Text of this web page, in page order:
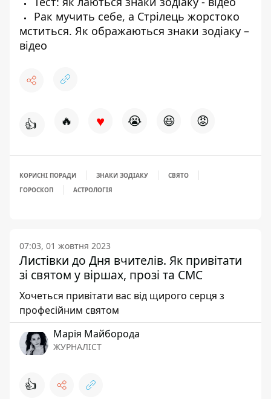
Рак мучить себе, а Стрілець жорстоко
мститься. Як ображаються знаки зодіаку –
відео
👍 🔥 ♥ 😭 😆 😡
КОРИСНІ ПОРАДИ ЗНАКИ ЗОДІАКУ
СВЯТО
ГОРОСКОП
АСТРОЛОГІЯ
07:03, 01 жовтня 2023
Листівки до Дня вчителів. Як привітати
зі святом у віршах, прозі та СМС
Хочеться привітати вас від щирого серця з
професійним святом
Марія Майборода
ЖУРНАЛІСТ
👍